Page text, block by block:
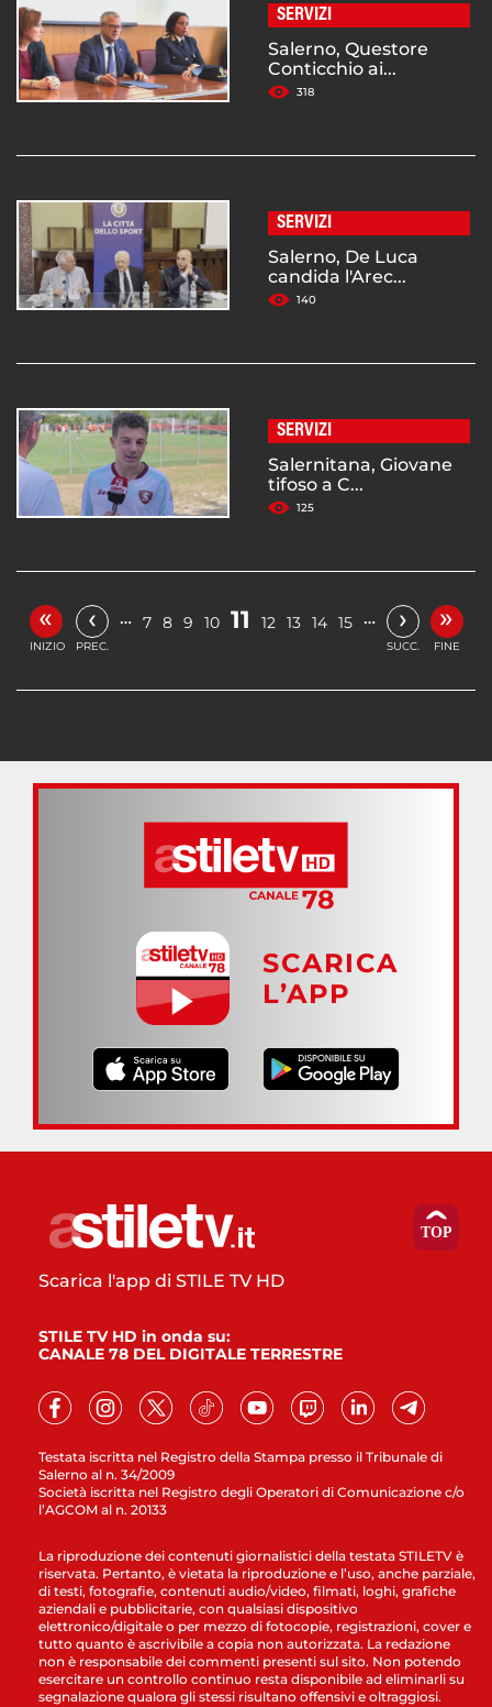
SERVIZI
Salerno, Questore
Conticchio ai...
318
SERVIZI
Salerno, De Luca
candida l'Arec...
140
SERVIZI
Salernitana, Giovane
tifoso a C...
125
«
INIZIO
‹
PREC.
… 7 8 9 10 11 12 13 14 15 … ›
SUCC.
»
FINE
SCARICA
L’APP
Testata iscritta nel Registro della Stampa presso il Tribunale di
Salerno al n. 34/2009
Società iscritta nel Registro degli Operatori di Comunicazione c/o
l’AGCOM al n. 20133
Scarica l'app di STILE TV HD
STILE TV HD in onda su:
CANALE 78 DEL DIGITALE TERRESTRE
La riproduzione dei contenuti giornalistici della testata STILETV è
riservata. Pertanto, è vietata la riproduzione e l’uso, anche parziale,
di testi, fotografie, contenuti audio/video, filmati, loghi, grafiche
aziendali e pubblicitarie, con qualsiasi dispositivo
elettronico/digitale o per mezzo di fotocopie, registrazioni, cover e
tutto quanto è ascrivibile a copia non autorizzata. La redazione
non è responsabile dei commenti presenti sul sito. Non potendo
esercitare un controllo continuo resta disponibile ad eliminarli su
segnalazione qualora gli stessi risultano offensivi e oltraggiosi.